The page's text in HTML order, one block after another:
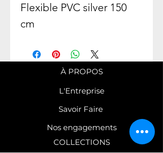
Flexible PVC silver 150
cm
À PROPOS
L'Entreprise
Savoir Faire
Nos engagements
COLLECTIONS